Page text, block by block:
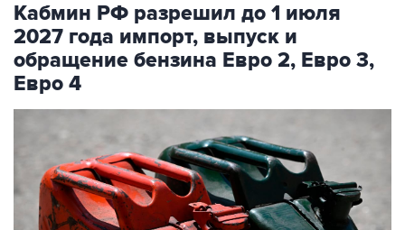
Кабмин РФ разрешил до 1 июля
2027 года импорт, выпуск и
обращение бензина Евро 2, Евро 3,
Евро 4